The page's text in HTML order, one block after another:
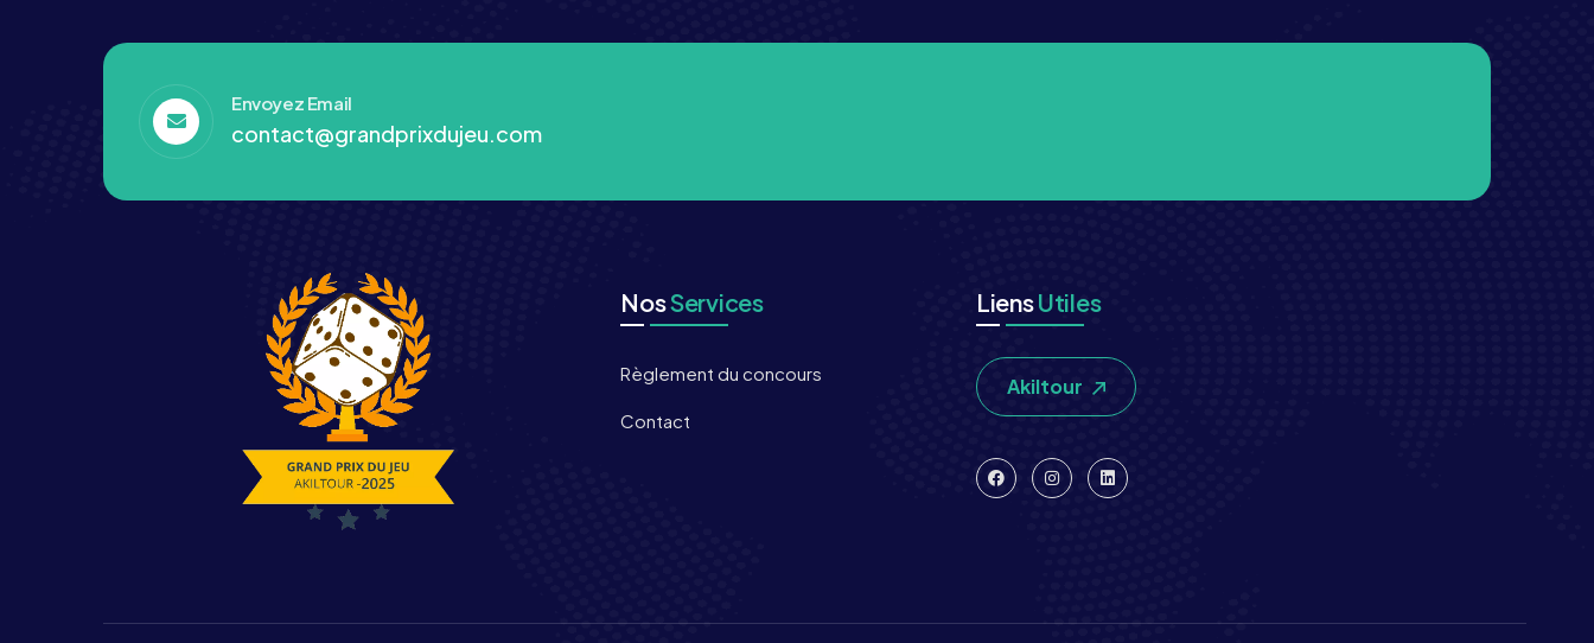
Envoyez Email
contact@grandprixdujeu.com
NosServices
Règlement du concours
Contact
LiensUtiles
Akiltour